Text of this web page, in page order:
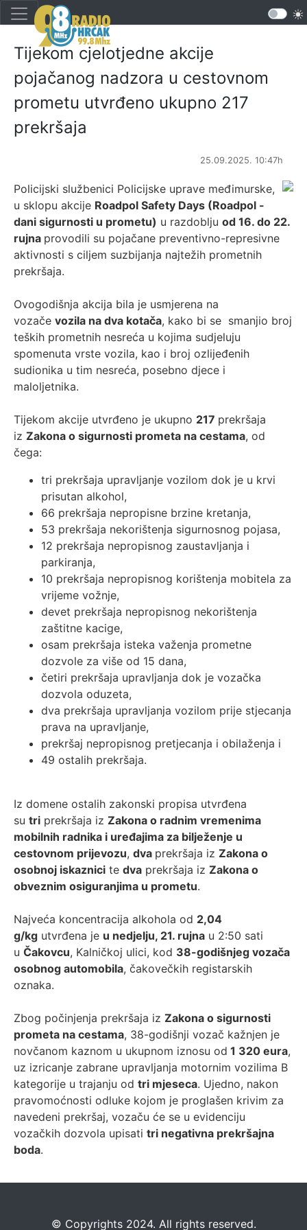
Tijekom cjelotjedne akcije
pojačanog nadzora u cestovnom
prometu utvrđeno ukupno 217
prekršaja
25.09.2025. 10:47h
Policijski službenici Policijske uprave međimurske,
u sklopu akcije Roadpol Safety Days (Roadpol -
dani sigurnosti u prometu) u razdoblju od 16. do 22.
rujna provodili su pojačane preventivno-represivne
aktivnosti s ciljem suzbijanja najtežih prometnih
prekršaja.
Ovogodišnja akcija bila je usmjerena na
vozače vozila na dva kotača, kako bi se smanjio broj
teških prometnih nesreća u kojima sudjeluju
spomenuta vrste vozila, kao i broj ozlijeđenih
sudionika u tim nesreća, posebno djece i
maloljetnika.
Tijekom akcije utvrđeno je ukupno 217 prekršaja
iz Zakona o sigurnosti prometa na cestama, od
čega:
tri prekršaja upravljanje vozilom dok je u krvi
prisutan alkohol,
66 prekršaja nepropisne brzine kretanja,
53 prekršaja nekorištenja sigurnosnog pojasa,
12 prekršaja nepropisnog zaustavljanja i
parkiranja,
10 prekršaja nepropisnog korištenja mobitela za
vrijeme vožnje,
devet prekršaja nepropisnog nekorištenja
zaštitne kacige,
osam prekršaja isteka važenja prometne
dozvole za više od 15 dana,
četiri prekršaja upravljanja dok je vozačka
dozvola oduzeta,
dva prekršaja upravljanja vozilom prije stjecanja
prava na upravljanje,
prekršaj nepropisnog pretjecanja i obilaženja i
49 ostalih prekršaja.
Iz domene ostalih zakonski propisa utvrđena
su tri prekršaja iz Zakona o radnim vremenima
mobilnih radnika i uređajima za bilježenje u
cestovnom prijevozu, dva prekršaja iz Zakona o
osobnoj iskaznici te dva prekršaja iz Zakona o
obveznim osiguranjima u prometu.
Najveća koncentracija alkohola od 2,04
g/kg utvrđena je u nedjelju, 21. rujna u 2:50 sati
u Čakovcu, Kalničkoj ulici, kod 38-godišnjeg vozača
osobnog automobila, čakovečkih registarskih
oznaka.
Zbog počinjenja prekršaja iz Zakona o sigurnosti
prometa na cestama, 38-godišnji vozač kažnjen je
novčanom kaznom u ukupnom iznosu od 1 320 eura,
uz izricanje zabrane upravljanja motornim vozilima B
kategorije u trajanju od tri mjeseca. Ujedno, nakon
pravomoćnosti odluke kojom je proglašen krivim za
navedeni prekršaj, vozaču će se u evidenciju
vozačkih dozvola upisati tri negativna prekršajna
boda.
©️ Copyrights 2024. All rights reserved.